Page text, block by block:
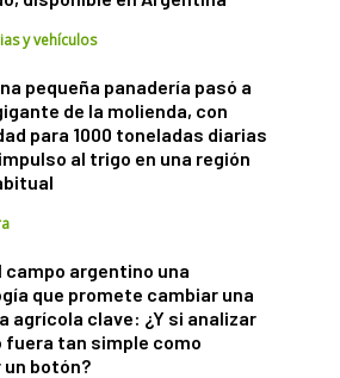
y vehículos
pequeña panadería pasó a
de la molienda, con
para 1000 toneladas diarias
al trigo en una región
campo argentino una
que promete cambiar una
agrícola clave: ¿Y si analizar
fuera tan simple como
botón?